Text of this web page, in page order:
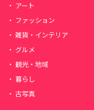
アート
ファッション
雑貨・インテリア
グルメ
観光・地域
暮らし
古写真